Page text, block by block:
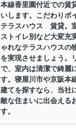
本線香里園付近での賃
いします。こだわりポ
テラスハウス 賃貸。
ストイレ別など大変充
ゃれなテラスハウスの
を実現させましょう。
で、室内は清潔で綺麗
す。寝屋川市や京阪本
建てを探すなら、当社
敵な住まいに出会える
す。